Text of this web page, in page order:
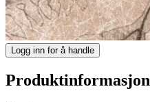
Logg inn for å handle
Produktinformasjon